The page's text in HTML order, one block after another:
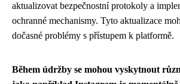
aktualizovat bezpečnostní protokoly a
ochranné mechanismy. Tyto aktualizace
dočasné problémy s přístupem k platformě.
Během údržby se mohou vyskytnout